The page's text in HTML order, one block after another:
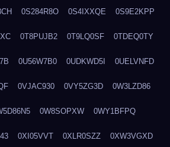
0S284R8O 0S4IXXQE 0S9E2KPP
0T8PUJB2 0T9LQ0SF 0TDEQ0TY
0U56W7B0 0UDKWD5I 0UELVNFD
0VJAC930 0VY5ZG3D 0W3LZD86
0W8SOPXW 0WY1BFPQ
0XI05VVT 0XLR0SZZ 0XW3VGXD